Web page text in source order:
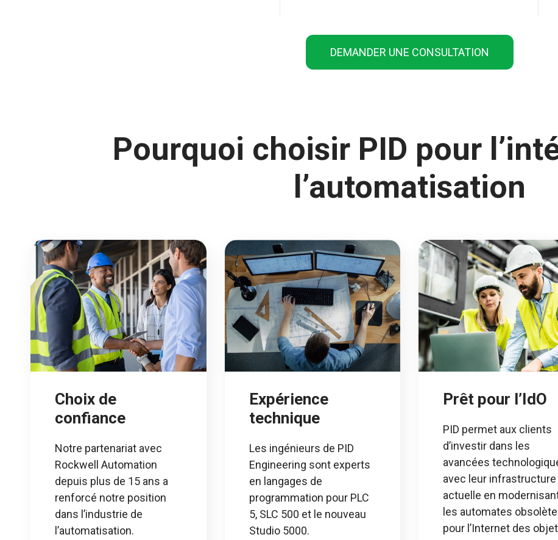
DEMANDER UNE CONSULTATION
Pourquoi choisir PID pour
l’automatisation
Choix de
confiance
Notre partenariat avec
Rockwell Automation
depuis plus de 15 ans a
renforcé notre position
dans l’industrie de
l’automatisation.
Expérience
technique
Les ingénieurs de PID
Engineering sont experts
en langages de
programmation pour PLC
5, SLC 500 et le nouveau
Studio 5000.
Prêt pour l’IdO
PID permet aux clients
d’investir dans les
avancées
avec leur infrastructure
actuelle en
les automates
pour l’Internet des